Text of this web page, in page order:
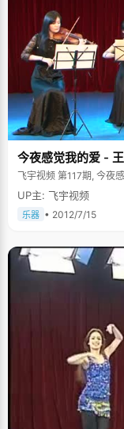
别人付出得更多，我能
说，"小学的时候，听老
玩就能学习好；高中的
不一样的方法能得到不
傅，他烤的面包很好吃
床，选好的面粉，做很
一定要秉持一个认真的态度
一个大师梦进入北大的
胜，面对众多优秀而且
人都会有自己擅长的东
的自信来源于实力。"
今夜感觉我的爱 -
飞宇视频 第117期, 今夜
UP主: 飞宇视频
乐器 • 2012/7/15